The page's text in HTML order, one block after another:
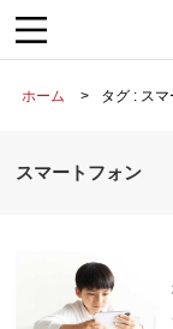
ホーム タグ : ス
スマートフォン